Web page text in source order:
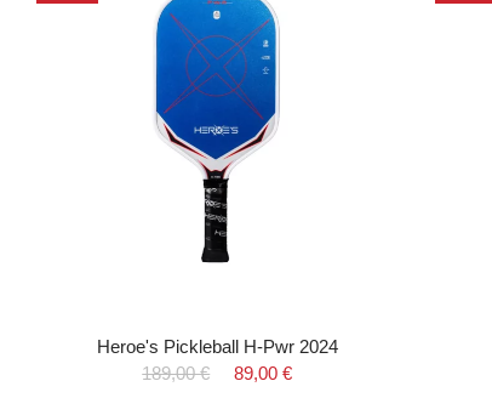
Heroe's Pickleball H-Pwr 2024
189,00 €
89,00 €